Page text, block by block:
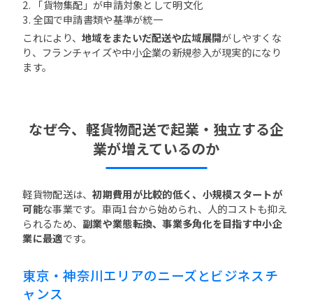
2. 「貨物集配」が申請対象として明文化
3. 全国で申請書類や基準が統一
これにより、地域をまたいだ配送や広域展開がしやすくな
り、フランチャイズや中小企業の新規参入が現実的になり
ます。
なぜ今、軽貨物配送で起業・独立する企
業が増えているのか
軽貨物配送は、初期費用が比較的低く、小規模スタートが
可能な事業です。車両1台から始められ、人的コストも抑え
られるため、 副業や業態転換、事業多角化を目指す中小企
業に最適です。
東京・神奈川エリアのニーズとビジネスチ
ャンス